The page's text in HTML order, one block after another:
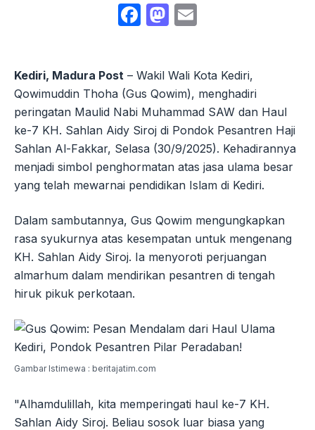
Facebook
Mastodon
Kediri, Madura Post – Wakil Wali Kota Kediri,
Qowimuddin Thoha (Gus Qowim), menghadiri
peringatan Maulid Nabi Muhammad SAW dan Haul
ke-7 KH. Sahlan Aidy Siroj di Pondok Pesantren Haji
Sahlan Al-Fakkar, Selasa (30/9/2025). Kehadirannya
menjadi simbol penghormatan atas jasa ulama besar
yang telah mewarnai pendidikan Islam di Kediri.
Dalam sambutannya, Gus Qowim mengungkapkan
rasa syukurnya atas kesempatan untuk mengenang
KH. Sahlan Aidy Siroj. Ia menyoroti perjuangan
almarhum dalam mendirikan pesantren di tengah
hiruk pikuk perkotaan.
Gambar Istimewa : beritajatim.com
"Alhamdulillah, kita memperingati haul ke-7 KH.
Sahlan Aidy Siroj. Beliau sosok luar biasa yang